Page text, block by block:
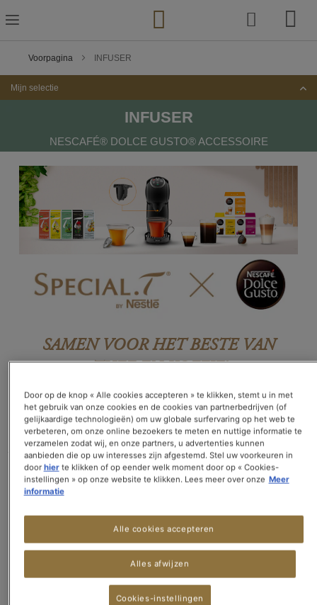
naar
de
Voorpagina INFUSER
Mijn selectie
INFUSER
NESCAFÉ® DOLCE GUSTO® ACCESSOIRE
SAMEN VOOR HET BESTE VAN
THEE EN KOFFIE!
Het beste van de theesalon en de koffiezaak thuis is nu mogelijk met de
SPECIAL.T® Infuser, compatibel met de meeste NESCAFÉ® Dolce
Gusto® machines!
Met onze accessoire blijft u genieten van uw favoriete theeën, rooibos en
infusies, terwijl u verschillende koffies en heerlijke warme chocolades
ontdekt,
Een ruimte- en gebruiksgemak, aangezien de SPECIAL.T® machines
binnenkort niet meer beschikbaar zullen zijn.
Nog niet uitgerust?
Profiteer van ons alles-in-één aanbod en ontdek een nieuwe wereld van
smaken!!
Door op de knop « Alle cookies accepteren » te klikken, stemt u in met
het gebruik van onze cookies en de cookies van partnerbedrijven (of
gelijkaardige technologieën) om uw globale surfervaring op het web te
verbeteren, om onze online bezoekers te meten en nuttige informatie te
verzamelen zodat wij, en onze partners, u advertenties kunnen
aanbieden die op uw interesses zijn afgestemd. Stel uw voorkeuren in
door hierte klikken of op eender welk moment door op « Cookies-
instellingen » op onze website te klikken. Lees meer over onze Meer
informatie
Alles afwijzen
Alle cookies accepteren
Cookies-instellingen